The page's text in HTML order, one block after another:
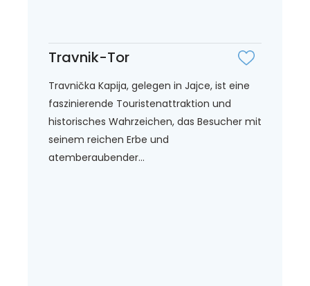
Travnik-Tor
Travnička Kapija, gelegen in Jajce, ist eine
faszinierende Touristenattraktion und
historisches Wahrzeichen, das Besucher mit
seinem reichen Erbe und
atemberaubender...